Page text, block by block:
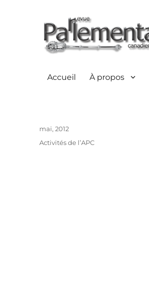
Accueil À propos
Auteur
Publié
mai, 2012
Catégories
Activités de l’APC